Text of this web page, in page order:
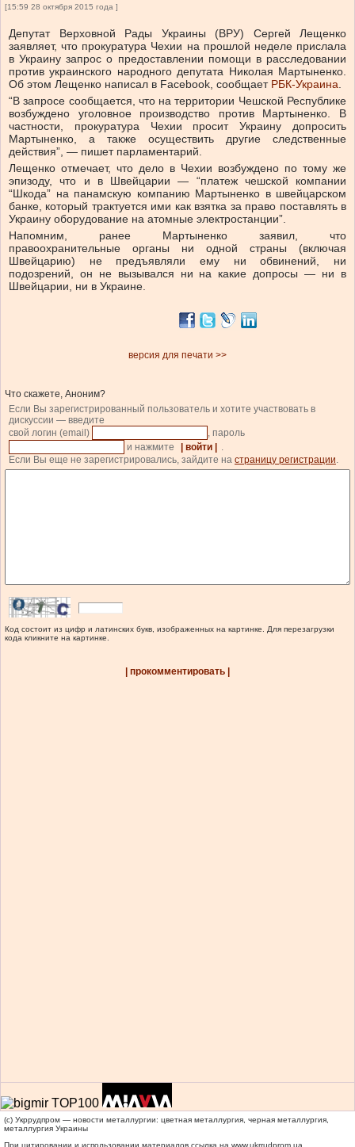
[15:59 28 октября 2015 года ]
Депутат Верховной Рады Украины (ВРУ) Сергей Лещенко
заявляет, что прокуратура Чехии на прошлой неделе прислала
в Украину запрос о предоставлении помощи в расследовании
против украинского народного депутата Николая Мартыненко.
Об этом Лещенко написал в Facebook, сообщает РБК-Украина.
“В запросе сообщается, что на территории Чешской Республике
возбуждено уголовное производство против Мартыненко. В
частности, прокуратура Чехии просит Украину допросить
Мартыненко, а также осуществить другие следственные
действия”, — пишет парламентарий.
Лещенко отмечает, что дело в Чехии возбуждено по тому же
эпизоду, что и в Швейцарии — “платеж чешской компании
“Шкода” на панамскую компанию Мартыненко в швейцарском
банке, который трактуется ими как взятка за право поставлять в
Украину оборудование на атомные электростанции”.
Напомним, ранее Мартыненко заявил, что
правоохранительные органы ни одной страны (включая
Швейцарию) не предъявляли ему ни обвинений, ни
подозрений, он не вызывался ни на какие допросы — ни в
Швейцарии, ни в Украине.
версия для печати >>
Что скажете, Аноним?
Если Вы зарегистрированный пользователь и хотите участвовать в
дискуссии — введите
свой логин (email)
, пароль
и нажмите
| войти |
.
Если Вы еще не зарегистрировались, зайдите на страницу регистрации.
Код состоит из цифр и латинских букв, изображенных на картинке. Для перезагрузки
кода кликните на картинке.
| прокомментировать |
(c) Укррудпром — новости металлургии: цветная металлургия, черная металлургия,
металлургия Украины